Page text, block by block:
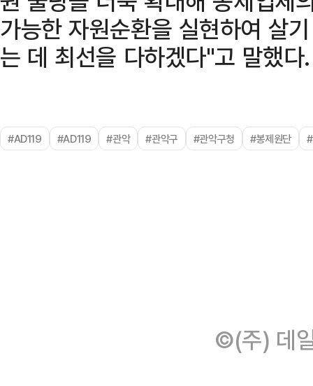
가능한 자원순환을 실현하여 살
는 데 최선을 다하겠다"고 말했다.
#AD119 #AD119 #관악 #관악구 #관악구청 #봉제원단
©(주) 데